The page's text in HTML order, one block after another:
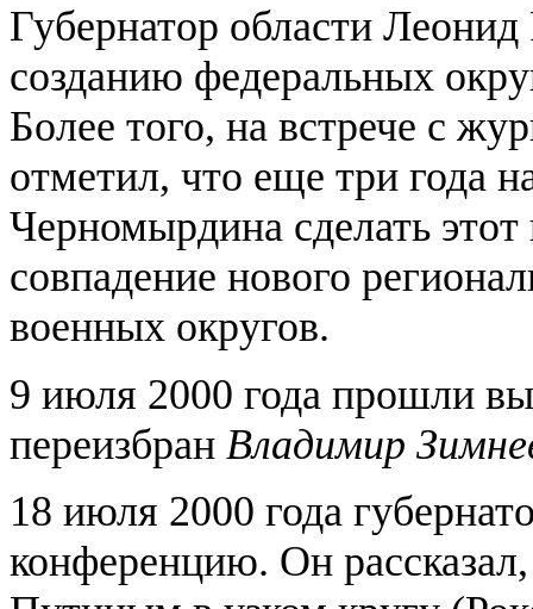
Губернатор области
созданию федеральных
Более того, на встрече с
отметил, что еще три года
Черномырдина сделать
совпадение нового
военных округов.
9 июля 2000 года прошли
переизбран Владимир
18 июля 2000 года
конференцию. Он